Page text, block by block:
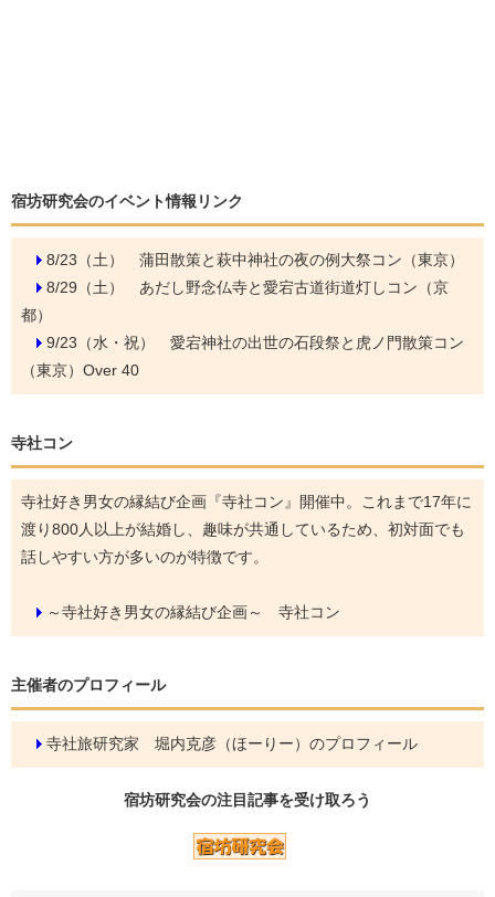
宿坊研究会のイベント情報リンク
8/23（土） 蒲田散策と萩中神社の夜の例大祭コン（東京）
8/29（土） あだし野念仏寺と愛宕古道街道灯しコン（京
都）
9/23（水・祝） 愛宕神社の出世の石段祭と虎ノ門散策コン
（東京）Over 40
寺社コン
寺社好き男女の縁結び企画『寺社コン』開催中。これまで17年に
渡り800人以上が結婚し、趣味が共通しているため、初対面でも
話しやすい方が多いのが特徴です。
～寺社好き男女の縁結び企画～ 寺社コン
主催者のプロフィール
寺社旅研究家 堀内克彦（ほーりー）のプロフィール
宿坊研究会の注目記事を受け取ろう